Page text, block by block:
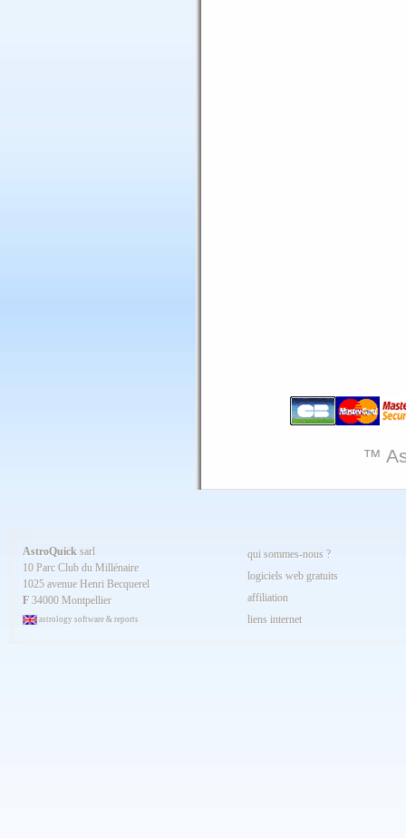
™
AstroQuick sarl
10 Parc Club du Millénaire
1025 avenue Henri Becquerel
F 34000 Montpellier
astrology software & reports
qui sommes-nous ?
logiciels web gratuits
affiliation
liens internet